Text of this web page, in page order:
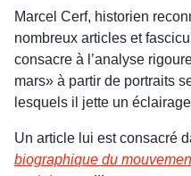
Marcel Cerf, historien
nombreux articles et
consacre à l’analyse
mars» à partir de portraits
lesquels il jette un
Un article lui est consacré
biographique du